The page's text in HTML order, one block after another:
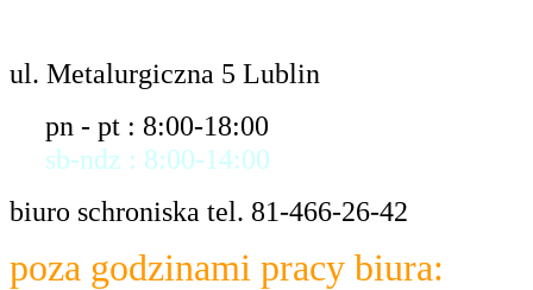
ul. Metalurgiczna 5 Lublin
pn - pt : 8:00-18:00
sb-ndz : 8:00-14:00
biuro schroniska tel. 81-466-26-42
poza godzinami pracy biura: